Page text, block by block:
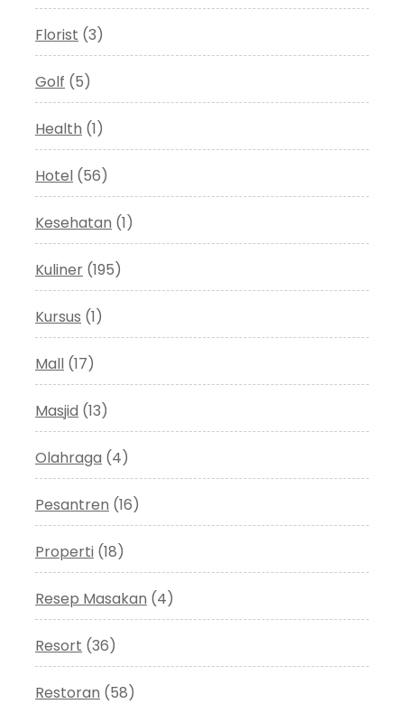
Florist (3)
Golf (5)
Health (1)
Hotel (56)
Kesehatan (1)
Kuliner (195)
Kursus (1)
Mall (17)
Masjid (13)
Olahraga (4)
Pesantren (16)
Properti (18)
Resep Masakan (4)
Resort (36)
Restoran (58)